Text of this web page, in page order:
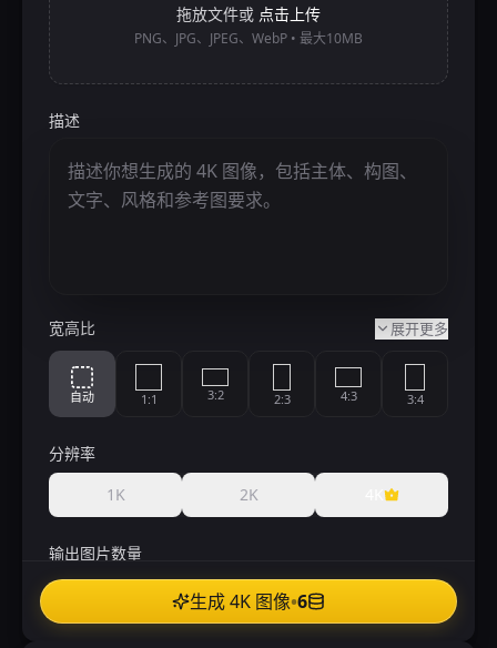
拖放文件或 点击上传
PNG、JPG、JPEG、WebP • 最大10MB
描述
宽高比 展开更多
自动 1:1 3:2 2:3 4:3 3:4
5:4
3:1
分辨率
1K
2K
输出图片数量
2 3
生成 4K 图像•6